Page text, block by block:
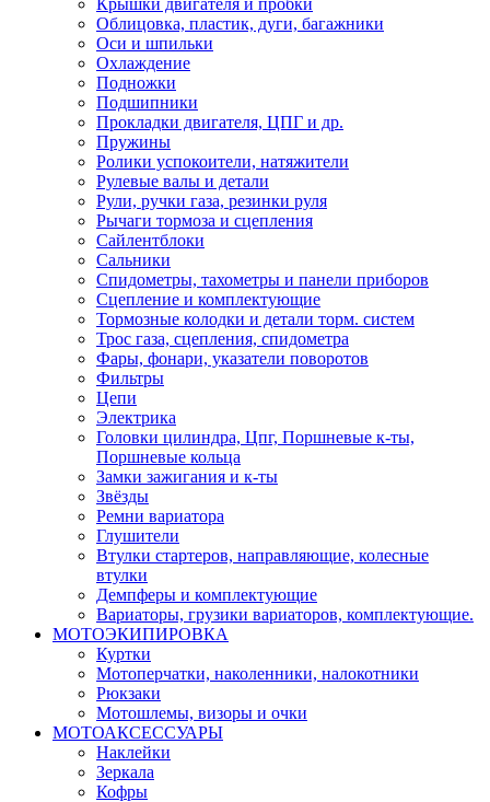
Облицовка, пластик, дуги, багажники
Оси и шпильки
Охлаждение
Подножки
Подшипники
Прокладки двигателя, ЦПГ и др.
Пружины
Ролики успокоители, натяжители
Рулевые валы и детали
Рули, ручки газа, резинки руля
Рычаги тормоза и сцепления
Сайлентблоки
Сальники
Спидометры, тахометры и панели приборов
Сцепление и комплектующие
Тормозные колодки и детали торм. систем
Трос газа, сцепления, спидометра
Фары, фонари, указатели поворотов
Фильтры
Цепи
Электрика
Головки цилиндра, Цпг, Поршневые к-ты,
Поршневые кольца
Замки зажигания и к-ты
Звёзды
Ремни вариатора
Глушители
Втулки стартеров, направляющие, колесные
втулки
Демпферы и комплектующие
Вариаторы, грузики вариаторов, комплектующие.
МОТОЭКИПИРОВКА
Куртки
Мотоперчатки, наколенники, налокотники
Рюкзаки
Мотошлемы, визоры и очки
МОТОАКСЕССУАРЫ
Наклейки
Зеркала
Кофры